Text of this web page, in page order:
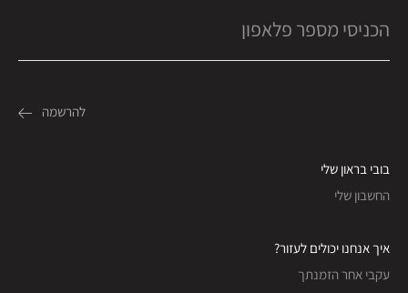
בובי בראון שלי
החשבון שלי
איך אנחנו יכולים לעזור?
עקבי אחר הזמנתך